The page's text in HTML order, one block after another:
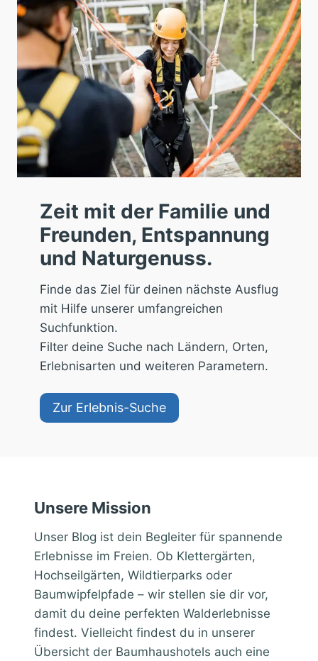
Zeit mit der Familie und
Freunden, Entspannung
und Naturgenuss.
Finde das Ziel für deinen nächste Ausflug
mit Hilfe unserer umfangreichen
Suchfunktion.
Filter deine Suche nach Ländern, Orten,
Erlebnisarten und weiteren Parametern.
Zur Erlebnis-Suche
Unsere Mission
Unser Blog ist dein Begleiter für spannende
Erlebnisse im Freien. Ob Klettergärten,
Hochseilgärten, Wildtierparks oder
Baumwipfelpfade – wir stellen sie dir vor,
damit du deine perfekten Walderlebnisse
findest. Vielleicht findest du in unserer
Übersicht der Baumhaushotels auch eine